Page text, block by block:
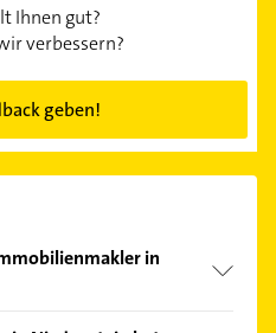
Ihnen gut?
verbessern?
geben!
in